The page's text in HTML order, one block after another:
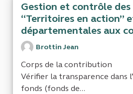
Gestion et contrôle
“Territoires en action”
départementales aux
Brottin Jean
Corps de la contribution
Vérifier la transparence dans
fonds (fonds de...